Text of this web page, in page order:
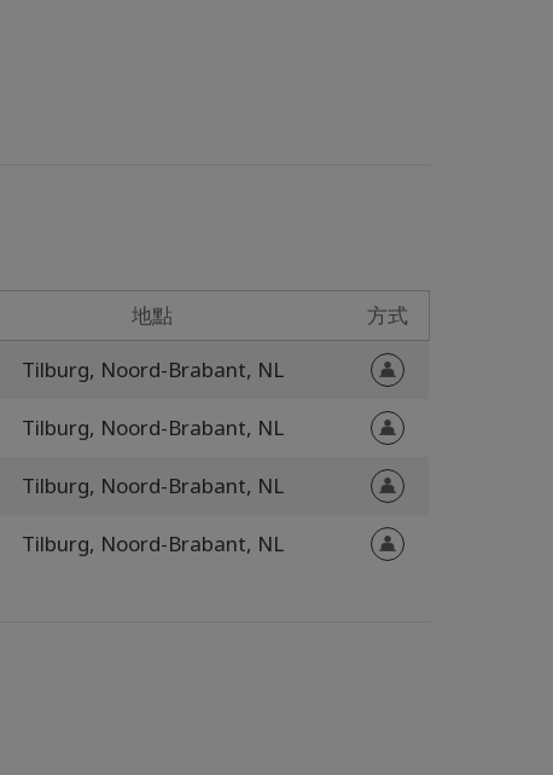
地點
方式
Tilburg, Noord-Brabant, NL
Tilburg, Noord-Brabant, NL
Tilburg, Noord-Brabant, NL
Tilburg, Noord-Brabant, NL